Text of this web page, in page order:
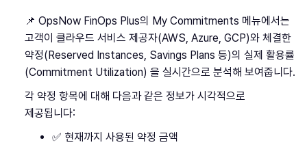
📌 OpsNow FinOps Plus의 My Commitments 메뉴에서는
고객이 클라우드 서비스 제공자(AWS, Azure, GCP)와 체결한
약정(Reserved Instances, Savings Plans 등)의 실제 활용률
(Commitment Utilization) 을 실시간으로 분석해 보여줍니다.
각 약정 항목에 대해 다음과 같은 정보가 시각적으로
제공됩니다:
✅ 현재까지 사용된 약정 금액